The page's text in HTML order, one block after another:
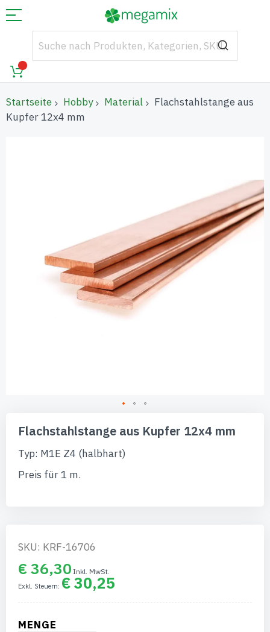
Startseite Hobby Material
Flachstahlstange aus
Kupfer 12x4 mm
Anfang
Bildgalerie
springen
Flachstahlstange aus Kupfer 12x4 mm
Typ: M1E Z4 (halbhart)
Preis für 1 m.
SKU: KRF-16706
€ 36,30
€ 30,25
MENGE